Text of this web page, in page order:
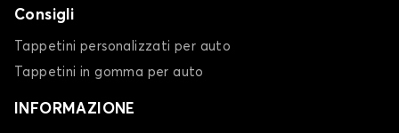
Consigli
Tappetini personalizzati per auto
Tappetini in gomma per auto
INFORMAZIONE